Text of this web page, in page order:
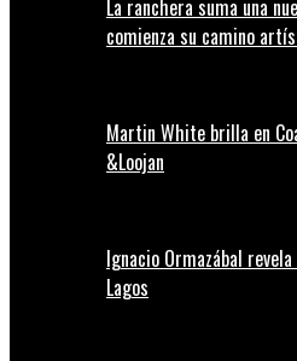
La ranchera suma una
comienza su camino
Martin White brilla en
&Loojan
Ignacio Ormazábal
Lagos